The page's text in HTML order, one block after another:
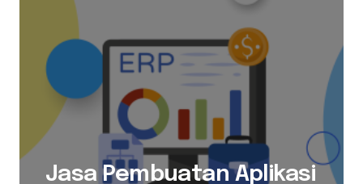
Jasa Pembuatan Aplikasi